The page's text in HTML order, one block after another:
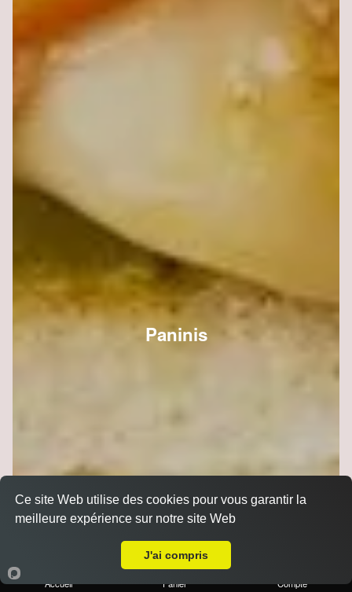
Paninis
Accueil Panier Compte
Ce site Web utilise des cookies pour vous garantir la
meilleure expérience sur notre site Web
J'ai compris